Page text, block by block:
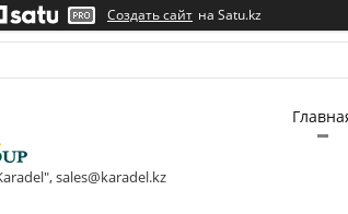
Создать сайт на Satu.kz
sales@karadel.kz